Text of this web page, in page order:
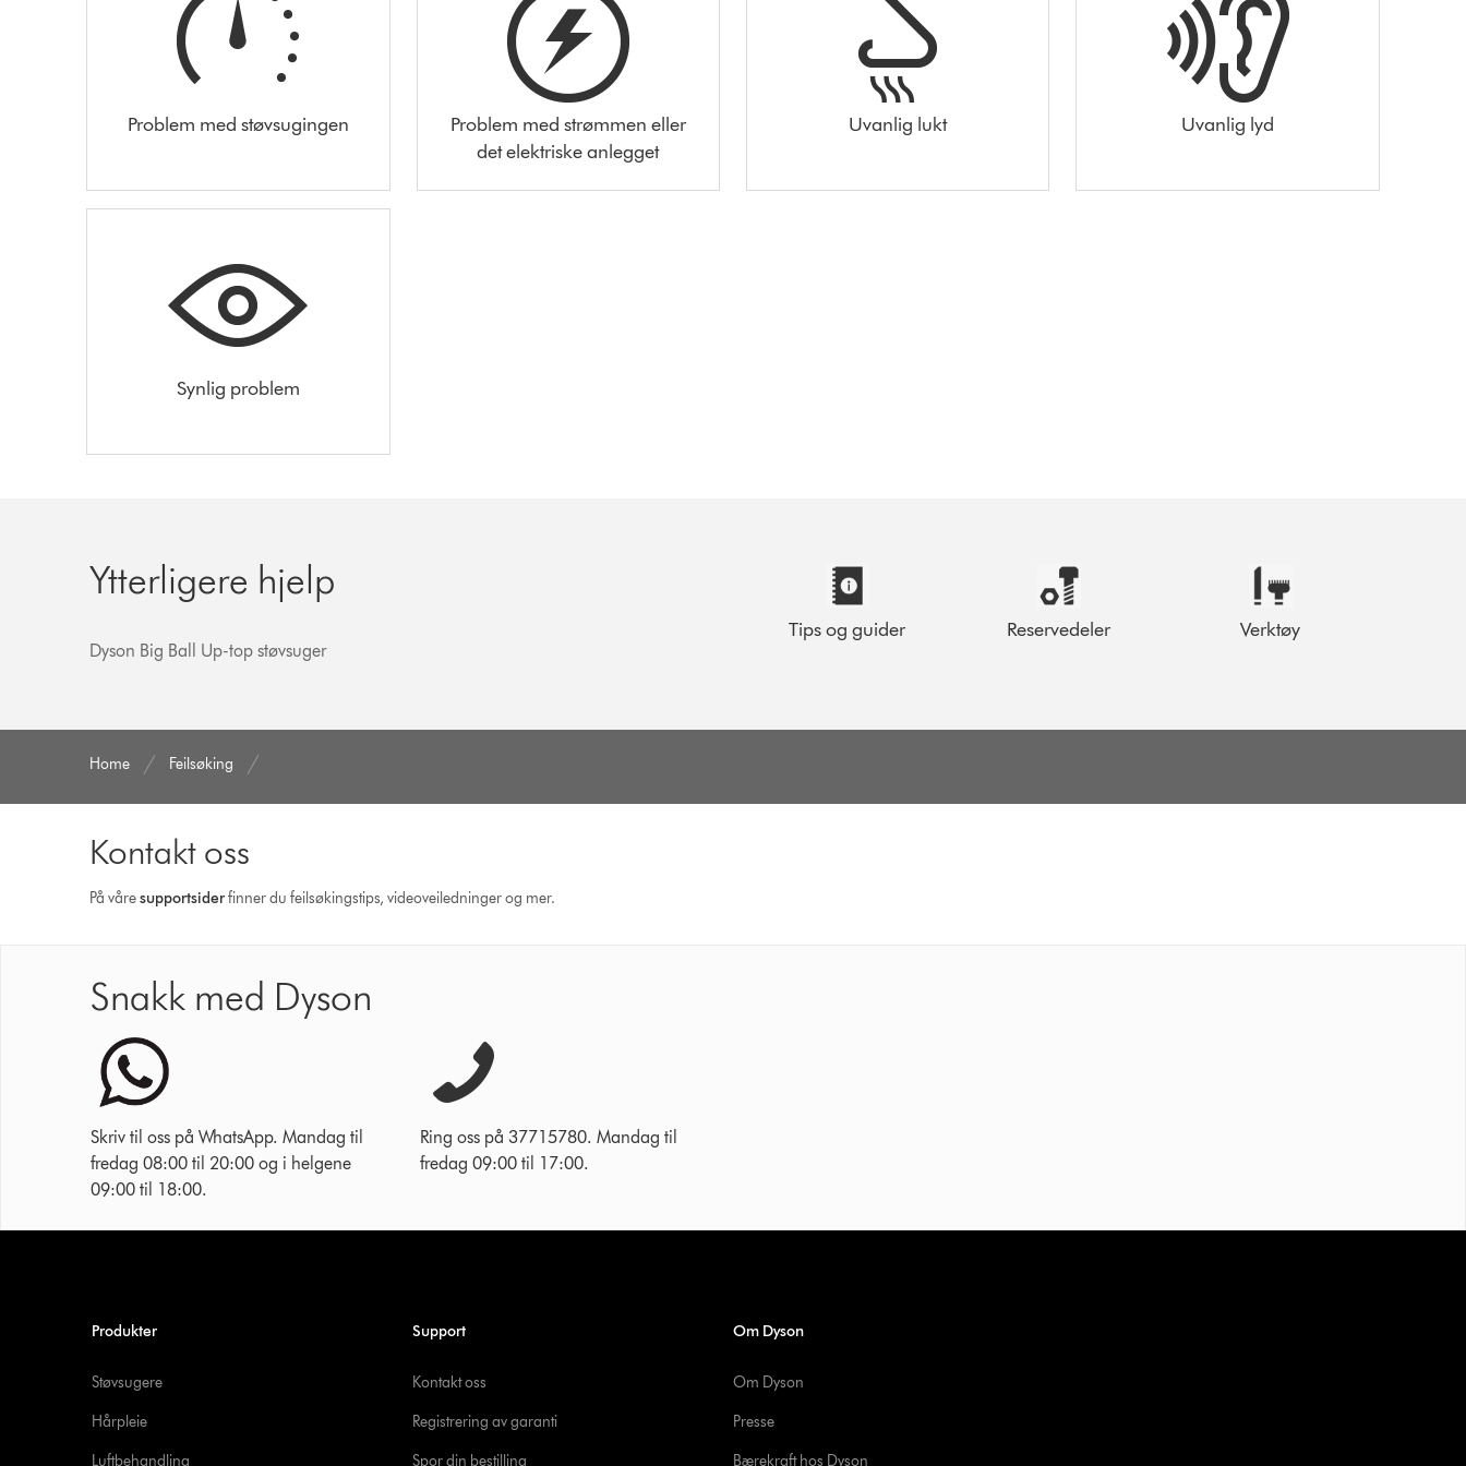
Problem med støvsugingen
Problem med strømmen eller
det elektriske anlegget
Uvanlig lukt Uvanlig lyd
Synlig problem
Ytterligere hjelp
Dyson Big Ball Up-top støvsuger
Tips og guider Reservedeler Verktøy
Home Feilsøking
Kontakt oss
På våresupportsiderfinner du feilsøkingstips, videoveiledninger og mer.
Snakk med Dyson
Skriv til oss på WhatsApp. Mandag til
fredag 08:00 til 20:00 og i helgene
09:00 til 18:00.
Ring oss på 37715780. Mandag til
fredag 09:00 til 17:00.
Produkter
Støvsugere
Hårpleie
Luftbehandling
Support
Kontakt oss
Registrering av garanti
Spor din bestilling
Om Dyson
Om Dyson
Presse
Bærekraft hos Dyson